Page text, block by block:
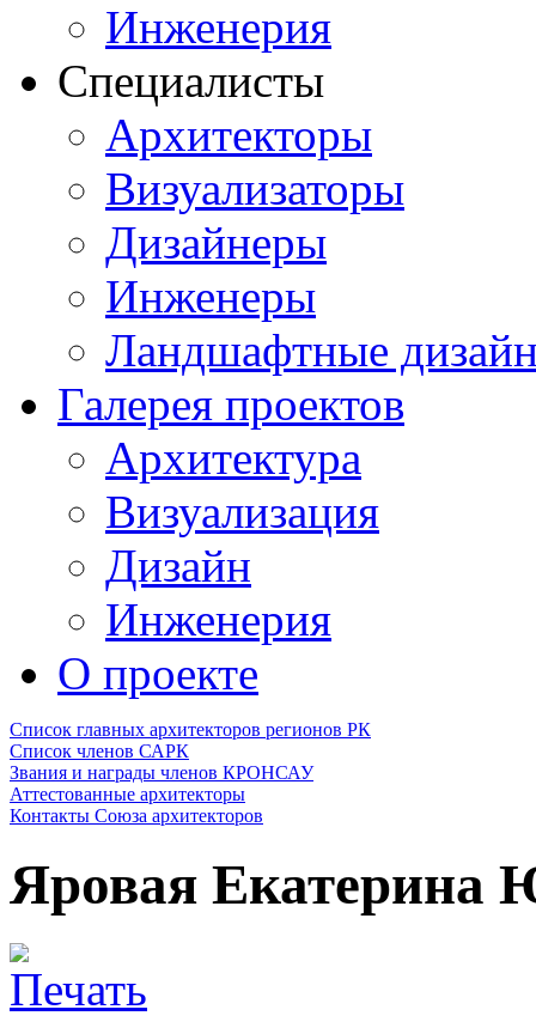
Инженерия
Специалисты
Архитекторы
Визуализаторы
Дизайнеры
Инженеры
Ландшафтные
Галерея проектов
Архитектура
Визуализация
Дизайн
Инженерия
О проекте
Список главных архитекторов регионов РК
Список членов САРК
Звания и награды членов КРОНСАУ
Аттестованные архитекторы
Контакты Союза архитекторов
Яровая Екатерина